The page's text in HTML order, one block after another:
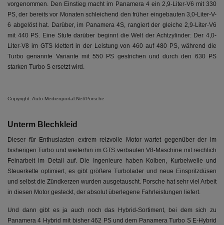
vorgenommen. Den Einstieg macht im Panamera 4 ein 2,9-Liter-V6 mit 330
PS, der bereits vor Monaten schleichend den früher eingebauten 3,0-Liter-V-
6 abgelöst hat. Darüber, im Panamera 4S, rangiert der gleiche 2,9-Liter-V6
mit 440 PS. Eine Stufe darüber beginnt die Welt der Achtzylinder: Der 4,0-
Liter-V8 im GTS klettert in der Leistung von 460 auf 480 PS, während die
Turbo genannte Variante mit 550 PS gestrichen und durch den 630 PS
starken Turbo S ersetzt wird.
Copyright: Auto-Medienportal.Net/Porsche
Unterm Blechkleid
Dieser für Enthusiasten extrem reizvolle Motor wartet gegenüber der im
bisherigen Turbo und weiterhin im GTS verbauten V8-Maschine mit reichlich
Feinarbeit im Detail auf. Die Ingenieure haben Kolben, Kurbelwelle und
Steuerkette optimiert, es gibt größere Turbolader und neue Einspritzdüsen
und selbst die Zündkerzen wurden ausgetauscht. Porsche hat sehr viel Arbeit
in diesen Motor gesteckt, der absolut überlegene Fahrleistungen liefert.
Und dann gibt es ja auch noch das Hybrid-Sortiment, bei dem sich zu
Panamera 4 Hybrid mit bisher 462 PS und dem Panamera Turbo S E-Hybrid